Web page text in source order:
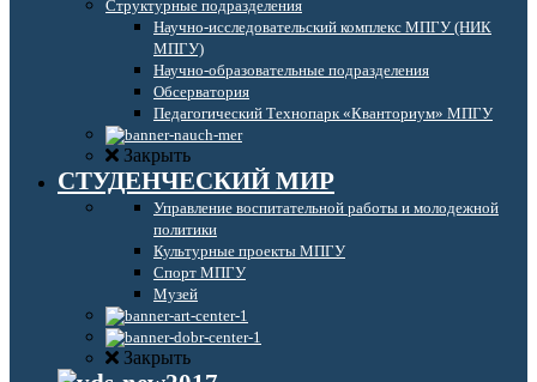
Структурные подразделения
Научно-исследовательский комплекс МПГУ (НИК
МПГУ)
Научно-образовательные подразделения
Обсерватория
Педагогический Технопарк «Кванториум» МПГУ
Закрыть
СТУДЕНЧЕСКИЙ МИР
Управление воспитательной работы и молодежной
политики
Культурные проекты МПГУ
Спорт МПГУ
Музей
Закрыть